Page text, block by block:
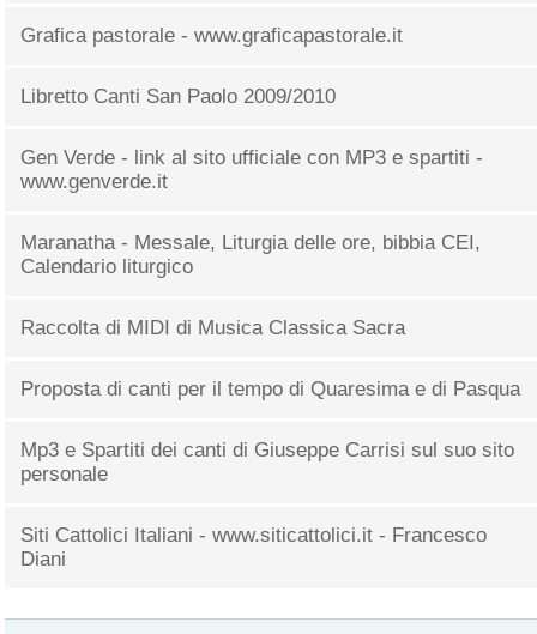
Grafica pastorale - www.graficapastorale.it
Libretto Canti San Paolo 2009/2010
Gen Verde - link al sito ufficiale con MP3 e spartiti -
www.genverde.it
Maranatha - Messale, Liturgia delle ore, bibbia CEI,
Calendario liturgico
Raccolta di MIDI di Musica Classica Sacra
Proposta di canti per il tempo di Quaresima e di Pasqua
Mp3 e Spartiti dei canti di Giuseppe Carrisi sul suo sito
personale
Siti Cattolici Italiani - www.siticattolici.it - Francesco
Diani